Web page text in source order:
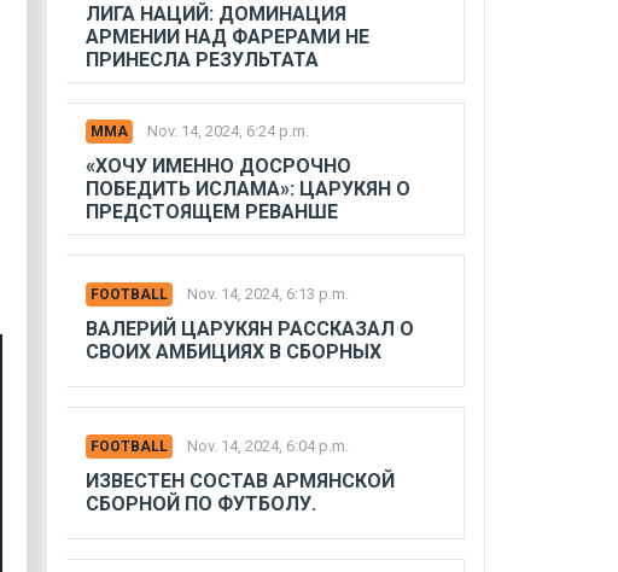
ЛИГА НАЦИЙ: ДОМИНАЦИЯ
АРМЕНИИ НАД ФАРЕРАМИ НЕ
ПРИНЕСЛА РЕЗУЛЬТАТА
MMA Nov. 14, 2024, 6:24 p.m.
«ХОЧУ ИМЕННО ДОСРОЧНО
ПОБЕДИТЬ ИСЛАМА»: ЦАРУКЯН О
ПРЕДСТОЯЩЕМ РЕВАНШЕ
FOOTBALL Nov. 14, 2024, 6:13 p.m.
ВАЛЕРИЙ ЦАРУКЯН РАССКАЗАЛ О
СВОИХ АМБИЦИЯХ В СБОРНЫХ
FOOTBALL Nov. 14, 2024, 6:04 p.m.
ИЗВЕСТЕН СОСТАВ АРМЯНСКОЙ
СБОРНОЙ ПО ФУТБОЛУ.